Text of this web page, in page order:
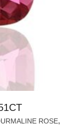
ROSE,